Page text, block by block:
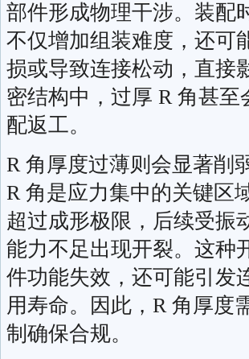
部件形成物理干涉。装配
不仅增加组装难度，还可
损或导致连接松动，直接
密结构中，过厚 R 角甚
配返工。
R 角厚度过薄则会显著削
R 角是应力集中的关键区
超过成形极限，后续受振
能力不足出现开裂。这种
件功能失效，还可能引发
用寿命。因此，R 角厚度
制确保合规。